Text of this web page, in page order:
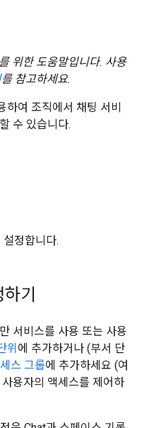
위한 도움말입니다. 사용
를 참고하세요.
하여 조직에서 채팅 서비
수 있습니다.
설정합니다.
기
서비스를 사용 또는 사용
위 에 추가하거나 (부서 단
스 그룹에 추가하세요 (여
용자의 액세스를 제어하